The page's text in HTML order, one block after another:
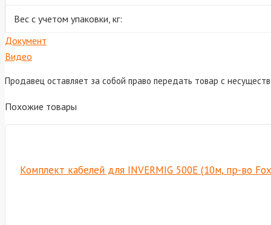
Вес с учетом упаковки, кг:
Документ
Видео
Продавец оставляет за собой право передать товар с
Похожие товары
Комплект кабелей для INVERMIG 500E (10м, пр-во